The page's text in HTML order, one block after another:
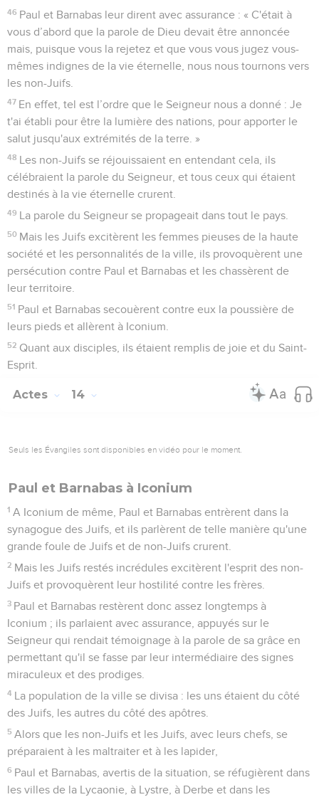
46 Paul et Barnabas leur dirent avec assurance : « C'était à
vous d’abord que la parole de Dieu devait être annoncée
mais, puisque vous la rejetez et que vous vous jugez vous-
mêmes indignes de la vie éternelle, nous nous tournons vers
les non-Juifs.
47 En effet, tel est l’ordre que le Seigneur nous a donné : Je
t'ai établi pour être la lumière des nations, pour apporter le
salut jusqu'aux extrémités de la terre. »
48 Les non-Juifs se réjouissaient en entendant cela, ils
célébraient la parole du Seigneur, et tous ceux qui étaient
destinés à la vie éternelle crurent.
49 La parole du Seigneur se propageait dans tout le pays.
50 Mais les Juifs excitèrent les femmes pieuses de la haute
société et les personnalités de la ville, ils provoquèrent une
persécution contre Paul et Barnabas et les chassèrent de
leur territoire.
51 Paul et Barnabas secouèrent contre eux la poussière de
leurs pieds et allèrent à Iconium.
52 Quant aux disciples, ils étaient remplis de joie et du Saint-
Esprit.
Actes 14
Seuls les Évangiles sont disponibles en vidéo pour le moment.
Paul et Barnabas à Iconium
1 A Iconium de même, Paul et Barnabas entrèrent dans la
synagogue des Juifs, et ils parlèrent de telle manière qu'une
grande foule de Juifs et de non-Juifs crurent.
2 Mais les Juifs restés incrédules excitèrent l'esprit des non-
Juifs et provoquèrent leur hostilité contre les frères.
3 Paul et Barnabas restèrent donc assez longtemps à
Iconium ; ils parlaient avec assurance, appuyés sur le
Seigneur qui rendait témoignage à la parole de sa grâce en
permettant qu'il se fasse par leur intermédiaire des signes
miraculeux et des prodiges.
4 La population de la ville se divisa : les uns étaient du côté
des Juifs, les autres du côté des apôtres.
5 Alors que les non-Juifs et les Juifs, avec leurs chefs, se
préparaient à les maltraiter et à les lapider,
6 Paul et Barnabas, avertis de la situation, se réfugièrent dans
les villes de la Lycaonie, à Lystre, à Derbe et dans les